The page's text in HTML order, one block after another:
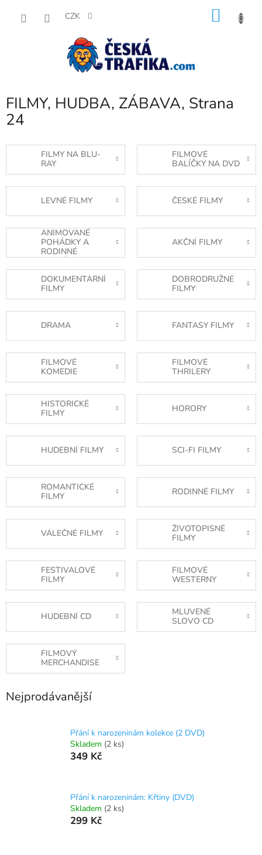
CZK
FILMY, HUDBA, ZÁBAVA, Strana
24
FILMY NA BLU-
RAY
FILMOVÉ
BALÍČKY NA DVD
LEVNÉ FILMY ČESKÉ FILMY
ANIMOVANÉ
POHÁDKY A
RODINNÉ
ANIMÁKY
AKČNÍ FILMY
DOKUMENTÁRNÍ
FILMY
DOBRODRUŽNÉ
FILMY
DRAMA FANTASY FILMY
FILMOVÉ
KOMEDIE
FILMOVÉ
THRILERY
HISTORICKÉ
FILMY
HORORY
HUDEBNÍ FILMY SCI-FI FILMY
ROMANTICKÉ
FILMY
RODINNÉ FILMY
VÁLEČNÉ FILMY
ŽIVOTOPISNÉ
FILMY
FESTIVALOVÉ
FILMY
FILMOVÉ
WESTERNY
HUDEBNÍ CD
MLUVENÉ
SLOVO CD
FILMOVÝ
MERCHANDISE
Nejprodávanější
Přání k narozeninám kolekce (2 DVD)
Skladem (2 ks)
349 Kč
Přání k narozeninám: Křtiny (DVD)
Skladem (2 ks)
299 Kč